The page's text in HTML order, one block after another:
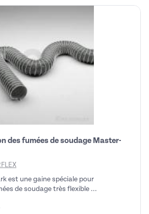
des fumées de soudage Master-
est une gaine spéciale pour
de soudage très flexible ...